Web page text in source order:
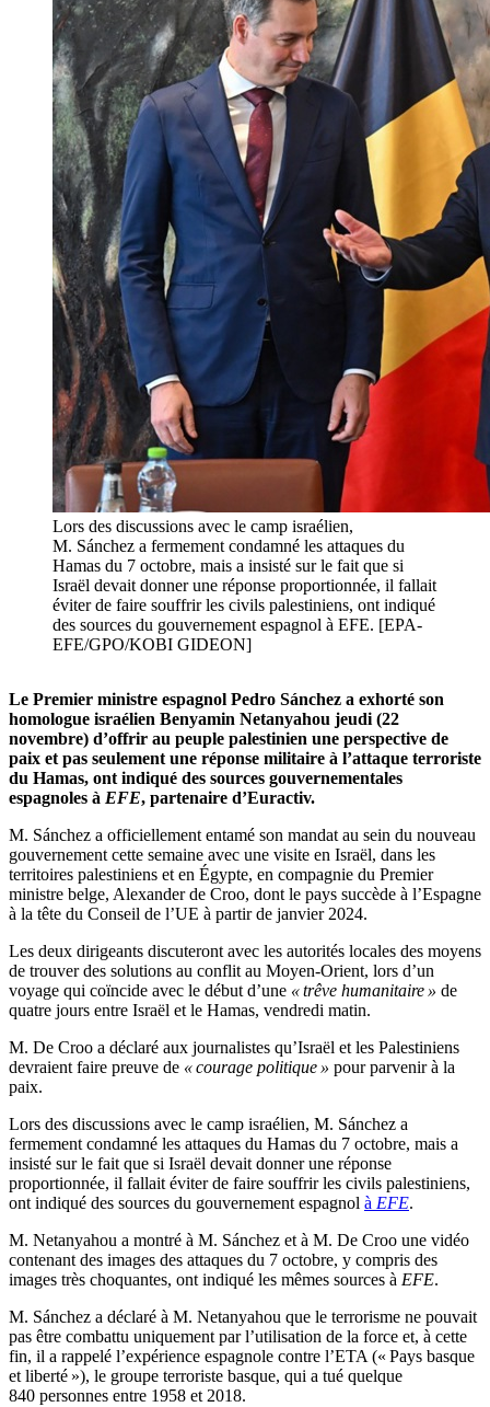
Lors des discussions avec le camp israélien,
M. Sánchez a fermement condamné les attaques du
Hamas du 7 octobre, mais a insisté sur le fait que si
Israël devait donner une réponse proportionnée, il fallait
éviter de faire souffrir les civils palestiniens, ont indiqué
des sources du gouvernement espagnol à EFE. [EPA-
EFE/GPO/KOBI GIDEON]
Le Premier ministre espagnol Pedro Sánchez a exhorté son
homologue israélien Benyamin Netanyahou jeudi (22
novembre) d’offrir au peuple palestinien une perspective de
paix et pas seulement une réponse militaire à l’attaque terroriste
du Hamas, ont indiqué des sources gouvernementales
espagnoles à EFE, partenaire d’Euractiv.
M. Sánchez a officiellement entamé son mandat au sein du nouveau
gouvernement cette semaine avec une visite en Israël, dans les
territoires palestiniens et en Égypte, en compagnie du Premier
ministre belge, Alexander de Croo, dont le pays succède à l’Espagne
à la tête du Conseil de l’UE à partir de janvier 2024.
Les deux dirigeants discuteront avec les autorités locales des moyens
de trouver des solutions au conflit au Moyen-Orient, lors d’un
voyage qui coïncide avec le début d’une « trêve humanitaire » de
quatre jours entre Israël et le Hamas, vendredi matin.
M. De Croo a déclaré aux journalistes qu’Israël et les Palestiniens
devraient faire preuve de « courage politique » pour parvenir à la
paix.
Lors des discussions avec le camp israélien, M. Sánchez a
fermement condamné les attaques du Hamas du 7 octobre, mais a
insisté sur le fait que si Israël devait donner une réponse
proportionnée, il fallait éviter de faire souffrir les civils palestiniens,
ont indiqué des sources du gouvernement espagnol à EFE.
M. Netanyahou a montré à M. Sánchez et à M. De Croo une vidéo
contenant des images des attaques du 7 octobre, y compris des
images très choquantes, ont indiqué les mêmes sources à EFE.
M. Sánchez a déclaré à M. Netanyahou que le terrorisme ne pouvait
pas être combattu uniquement par l’utilisation de la force et, à cette
fin, il a rappelé l’expérience espagnole contre l’ETA (« Pays basque
et liberté »), le groupe terroriste basque, qui a tué quelque
840 personnes entre 1958 et 2018.